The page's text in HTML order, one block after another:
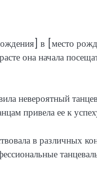
в [место
она начала
невероятный
привела ее к
в различных